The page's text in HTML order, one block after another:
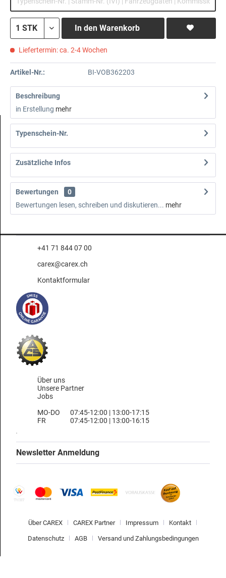
In den Warenkorb
Liefertermin: ca. 2-4 Wochen
Artikel-Nr.: BI-VOB362203
Beschreibung
in Erstellung mehr
Typenschein-Nr.
Zusätzliche Infos
Bewertungen
0
Bewertungen lesen, schreiben und diskutieren... mehr
+41 71 844 07 00
carex@carex.ch
Kontaktformular
Über uns
Unsere Partner
Jobs
MO-DO
FR
07:45-12:00 | 13:00-17:15
07:45-12:00 | 13:00-16:15
Newsletter Anmeldung
Über CAREX CAREX Partner Impressum Kontakt
Datenschutz AGB Versand und Zahlungsbedingungen